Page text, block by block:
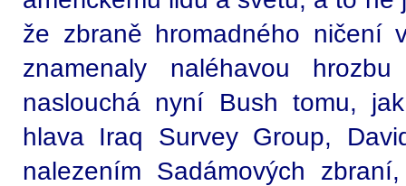
že zbraně hromadného ničení
znamenaly naléhavou
naslouchá nyní Bush tomu,
hlava Iraq Survey Group,
nalezením Sadámových